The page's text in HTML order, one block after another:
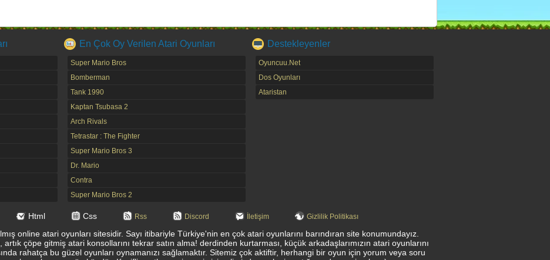
En Çok Oy Verilen Atari Oyunları
Super Mario Bros
Bomberman
Tank 1990
Kaptan Tsubasa 2
Arch Rivals
Tetrastar : The Fighter
Super Mario Bros 3
Dr. Mario
Contra
Super Mario Bros 2
Destekleyenler
Oyuncuu.Net
Dos Oyunları
Ataristan
Html Css Rss Discord İletişim Gizlilik Politikası
online atari oyunları sitesidir. Sayı itibariyle Türkiye'nin en çok atari oyunlarını barındıran site konumundayız.
artık çöpe gitmiş atari konsollarını tekrar satın alma! derdinden kurtarması, küçük arkadaşlarımızın atari oyunlarını
rahatça bu güzel oyunları oynamanızı sağlamaktır. Sitemiz çok aktiftir, herhangi bir oyun için yorum veya soru